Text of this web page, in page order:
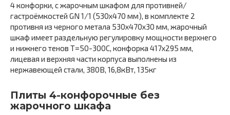
4 конфорки, с жарочным шкафом для противней/
гастроёмкостей GN 1/1 (530х470 мм), в комплекте 2
противня из черного метала 530х470х30 мм, жарочный
шкаф имеет раздельную регулировку мощности верхнего
и нижнего тенов Т=50-300С, конфорка 417х295 мм,
лицевая и верхняя части корпуса выполнены из
нержавеющей стали, 380В, 16,8кВт, 135кг
Плиты 4-конфорочные без
жарочного шкафа